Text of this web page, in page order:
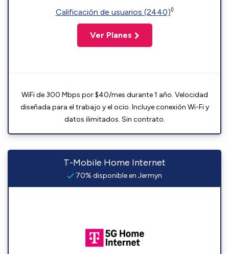
Calificación de usuarios (2440)◊
Ver Planes
WiFi de 300 Mbps por $40/mes durante 1 año. Velocidad
diseñada para el trabajo y el ocio. Incluye conexión Wi-Fi y
datos ilimitados. Sin contrato.
T-Mobile Home Internet
70% disponible en Jermyn